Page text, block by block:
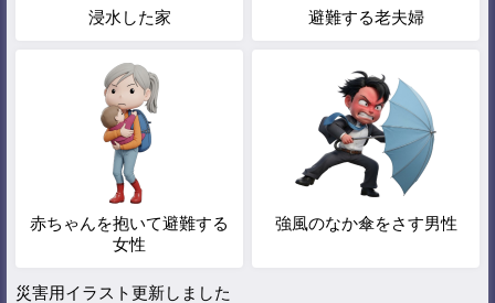
浸水した家 避難する老夫婦
赤ちゃんを抱いて避難する
女性
強風のなか傘をさす男性
災害用イラスト更新しました